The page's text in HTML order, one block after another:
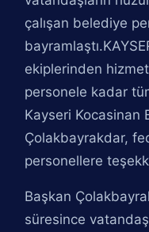
çalışan belediye
ekiplerinden
personele kadar
Kayseri Kocasinan
Çolakbayrakdar,
personellere
Başkan
süresince